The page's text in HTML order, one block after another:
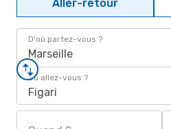
Aller-retour
D'où partez-vous ?
Marseille
Où allez-vous ?
Figari